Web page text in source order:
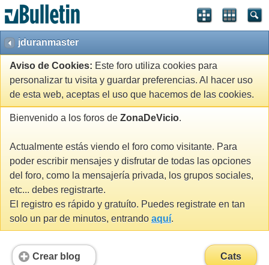
jduranmaster
Aviso de Cookies: Este foro utiliza cookies para
personalizar tu visita y guardar preferencias. Al hacer uso
de esta web, aceptas el uso que hacemos de las cookies.
Bienvenido a los foros de ZonaDeVicio.
Actualmente estás viendo el foro como visitante. Para
poder escribir mensajes y disfrutar de todas las opciones
del foro, como la mensajería privada, los grupos sociales,
etc... debes registrarte.
El registro es rápido y gratuíto. Puedes registrate en tan
solo un par de minutos, entrando aquí.
Crear blog Cats